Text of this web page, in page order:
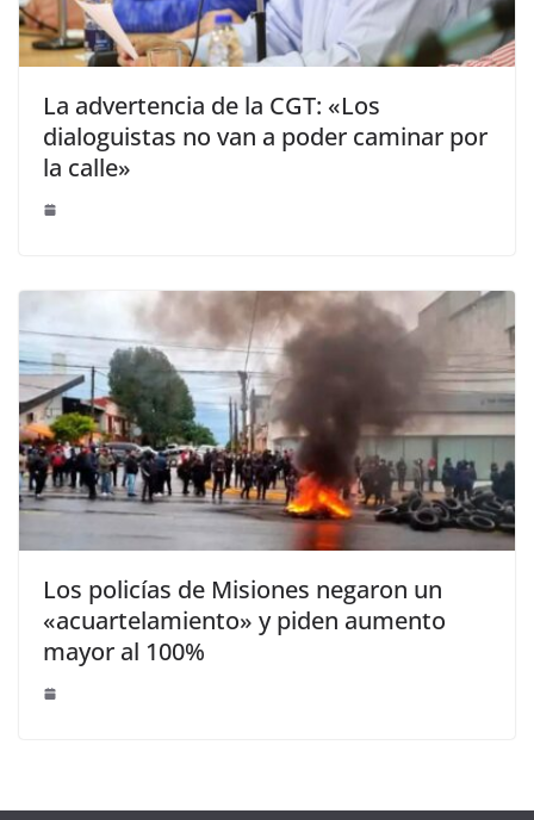
La advertencia de la CGT: «Los
dialoguistas no van a poder caminar por
la calle»
Los policías de Misiones negaron un
«acuartelamiento» y piden aumento
mayor al 100%